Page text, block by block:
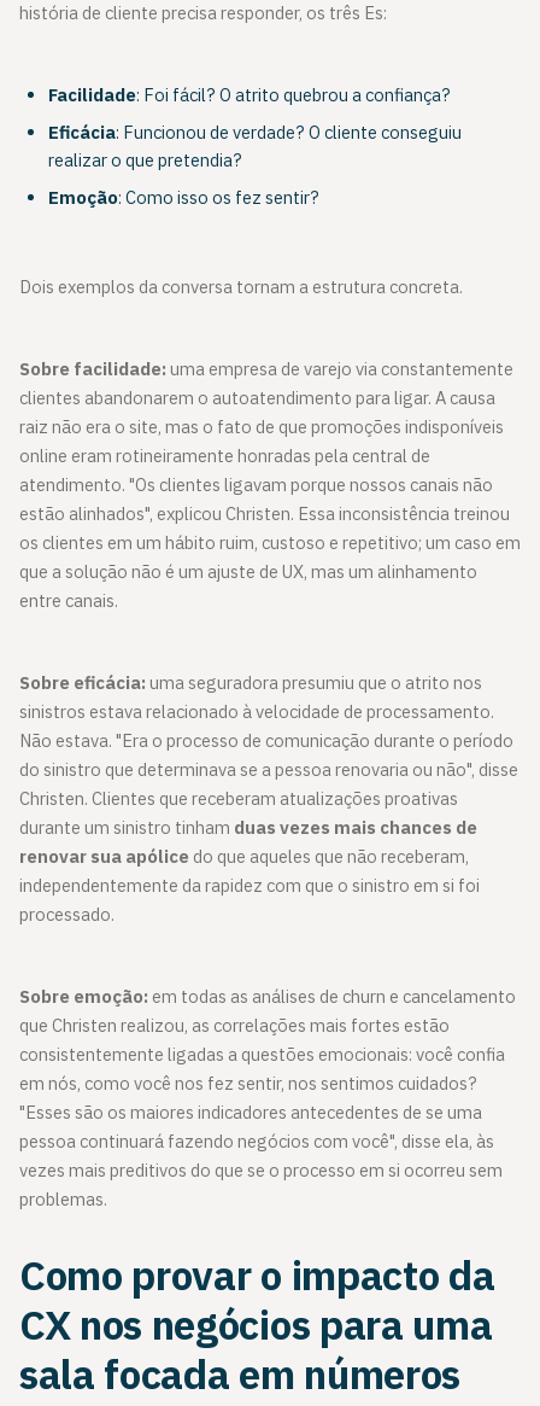
história de cliente precisa responder, os três Es:
Facilidade: Foi fácil? O atrito quebrou a confiança?
Eficácia: Funcionou de verdade? O cliente conseguiu
realizar o que pretendia?
Emoção: Como isso os fez sentir?
Dois exemplos da conversa tornam a estrutura concreta.
Sobre facilidade:uma empresa de varejo via constantemente
clientes abandonarem o autoatendimento para ligar. A causa
raiz não era o site, mas o fato de que promoções indisponíveis
online eram rotineiramente honradas pela central de
atendimento. "Os clientes ligavam porque nossos canais não
estão alinhados", explicou Christen. Essa inconsistência treinou
os clientes em um hábito ruim, custoso e repetitivo; um caso em
que a solução não é um ajuste de UX, mas um alinhamento
entre canais.
Sobre eficácia:uma seguradora presumiu que o atrito nos
sinistros estava relacionado à velocidade de processamento.
Não estava. "Era o processo de comunicação durante o período
do sinistro que determinava se a pessoa renovaria ou não", disse
Christen. Clientes que receberam atualizações proativas
durante um sinistro tinham duas vezes mais chances de
renovar sua apólice do que aqueles que não receberam,
independentemente da rapidez com que o sinistro em si foi
processado.
Sobre emoção: em todas as análises de churn e cancelamento
que Christen realizou, as correlações mais fortes estão
consistentemente ligadas a questões emocionais: você confia
em nós, como você nos fez sentir, nos sentimos cuidados?
"Esses são os maiores indicadores antecedentes de se uma
pessoa continuará fazendo negócios com você", disse ela, às
vezes mais preditivos do que se o processo em si ocorreu sem
problemas.
Como provar o impacto da
CX nos negócios para uma
sala focada em números